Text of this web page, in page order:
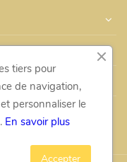
tiers pour
de navigation,
personnaliser le
En savoir plus
Accepter